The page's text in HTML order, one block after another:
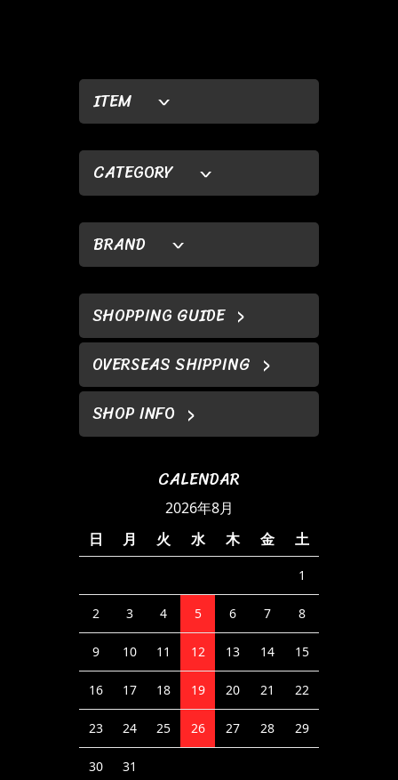
ITEM
CATEGORY
BRAND
SHOPPING GUIDE
OVERSEAS SHIPPING
SHOP INFO
CALENDAR
2026年8月
日
月 火 水 木 金 土
1
2 3 4 5 6 7 8
9 10 11 12 13 14 15
16 17 18 19 20 21 22
23 24 25 26 27 28 29
30 31